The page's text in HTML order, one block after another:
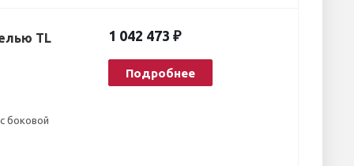
TL
боковой
1 042 473 ₽
Подробнее